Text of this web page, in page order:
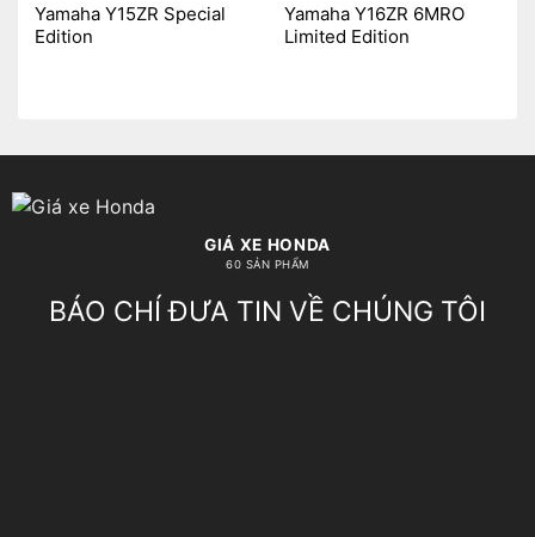
Yamaha Y15ZR Special
Edition
Yamaha Y16ZR 6MRO
Limited Edition
GIÁ XE HONDA
60 SẢN PHẨM
BÁO CHÍ ĐƯA TIN VỀ CHÚNG TÔI